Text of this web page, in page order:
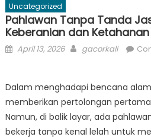
Uncategorized
Pahlawan Tanpa Tanda
Keberanian dan Ketahanan
Posted
April 13, 2026 Author
gacorkali
Dalam menghadapi bencana
memberikan pertolongan
Namun, di balik layar, ada
bekerja tanpa kenal lelah untuk